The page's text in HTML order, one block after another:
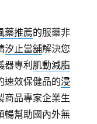
藥推薦的服藥非
汐止當舖解決您
專利 肌動減脂
速效保健品的浸
商品專家企業生
暢幫助國內外無